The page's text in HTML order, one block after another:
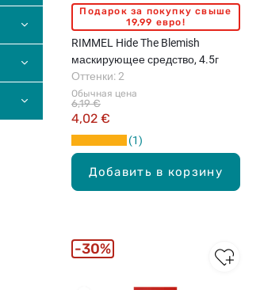
Добавить в корзину
Подарок за покупку свыше
19,99 евро!
RIMMEL Hide The Blemish
маскирующее средство, 4.5г
Обычная цена
4,02 €
6,19 €
Оттенки: 2
1
30%